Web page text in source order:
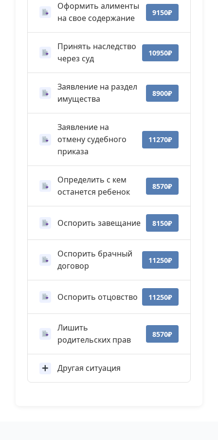
Оформить алименты
на свое содержание
9150₽
Принять наследство
через суд
10950₽
Заявление на раздел
имущества
8900₽
Заявление на
отмену судебного
приказа
11270₽
Определить с кем
останется ребенок
8570₽
Оспорить завещание 8150₽
Оспорить брачный
договор
11250₽
Оспорить отцовство 11250₽
Лишить
родительских прав
8570₽
Другая ситуация